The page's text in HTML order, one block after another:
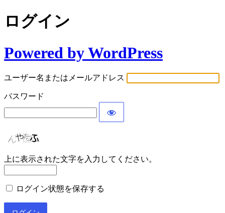
ログイン
Powered by WordPress
ユーザー名またはメールアドレス
パスワード
上に表示された文字を入力してください。
ログイン状態を保存する